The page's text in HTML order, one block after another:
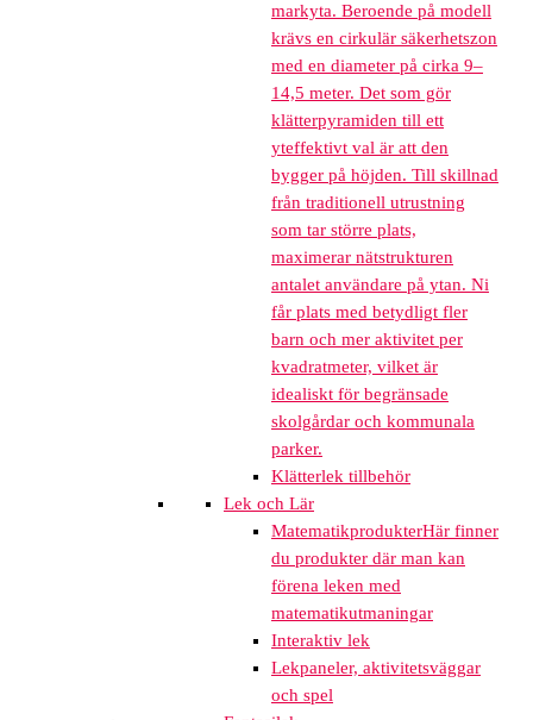
markyta. Beroende på modell
krävs en cirkulär säkerhetszon
med en diameter på cirka 9–
14,5 meter. Det som gör
klätterpyramiden till ett
yteffektivt val är att den
bygger på höjden. Till skillnad
från traditionell utrustning
som tar större plats,
maximerar nätstrukturen
antalet användare på ytan. Ni
får plats med betydligt fler
barn och mer aktivitet per
kvadratmeter, vilket är
idealiskt för begränsade
skolgårdar och kommunala
parker.
Klätterlek tillbehör
Lek och Lär
MatematikprodukterHär finner
du produkter där man kan
förena leken med
matematikutmaningar
Interaktiv lek
Lekpaneler, aktivitetsväggar
och spel